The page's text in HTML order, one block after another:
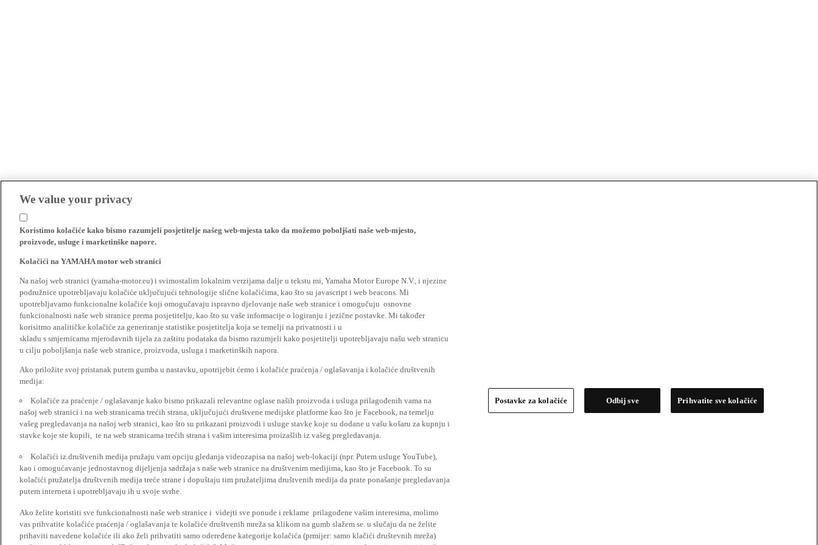
We value your privacy
Koristimo kolačiće kako bismo razumjeli posjetitelje našeg web-mjesta tako da možemo poboljšati naše web-mjesto,
proizvode, usluge i marketinške napore.
Kolačići na YAMAHA motor web stranici
Na našoj web stranici (yamaha-motor.eu) i svimostalim lokalnim verzijama dalje u tekstu mi, Yamaha Motor Europe N.V., i njezine
podružnice upotrebljavaju kolačiće uključujući tehnologije slične kolačićima, kao što su javascript i web beacons. Mi
upotrebljavamo funkcionalne kolačiće koji omogučavaju ispravno djelovanje naše web stranice i omogučuju osnovne
funkcionalnosti naše web stranice prema posjetitelju, kao što su vaše informacije o logiranju i jezične postavke. Mi također
korisitmo analitičke kolačiće za generiranje statistike posjetitelja koja se temelji na privatnosti i u
skladu s smjernicama mjerodavnih tijela za zaštitu podataka da bismo razumjeli kako posjetitelji upotrebljavaju našu web stranicu
u cilju poboljšanja naše web stranice, proizvoda, usluga i marketinških napora.
Ako priložite svoj pristanak putem gumba u nastavku, upotrijebit ćemo i kolačiće praćenja / oglašavanja i kolačiće društvenih
medija:
Kolačiće za praćenje / oglašavanje kako bismo prikazali relevantne oglase naših proizvoda i usluga prilagođenih vama na
našoj web stranici i na web stranicama trećih strana, uključujući društvene medijske platforme kao što je Facebook, na temelju
vašeg pregledavanja na našoj web stranici, kao što su prikazani proizvodi i usluge stavke koje su dodane u vašu košaru za kupnju i
stavke koje ste kupili, te na web stranicama trećih strana i vašim interesima proizašlih iz vašeg pregledavanja.
Kolačići iz društvenih medija pružaju vam opciju gledanja videozapisa na našoj web-lokaciji (npr. Putem usluge YouTube),
kao i omogućavanje jednostavnog dijeljenja sadržaja s naše web stranice na društvenim medijima, kao što je Facebook. To su
kolačići pružatelja društvenih medija treće strane i dopuštaju tim pružateljima društvenih medija da prate ponašanje pregledavanja
putem interneta i upotrebljavaju ih u svoje svrhe.
Ako želite koristiti sve funkcionalnosti naše web stranice i videjti sve ponude i reklame prilagođene vašim interesima, molimo
vas prihvatite kolačiće praćenja / oglašavanja te kolačiće društvenih mreža sa klikom na gumb slažem se. u slučaju da ne želite
prihaviti navedene kolačiće ili ako želi prihvatiti samo odeređene kategorije kolačića (prmijer: samo klačići društevnih mreža)
Postavke za kolačiće Odbij sve Prihvatite sve kolačiće